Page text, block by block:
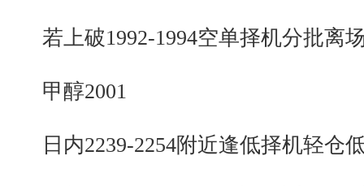
若上破1992-1994空单择机分批离
甲醇2001
日内2239-2254附近逢低择机轻仓